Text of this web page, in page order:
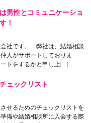
男性とコミュニケーショ
！
社です。 弊社は、結婚相談
人がサポートしておりま
トをするかと申し上[…]
ェックリスト
せるためのチェックリストを
備や結婚相談所に入会する際